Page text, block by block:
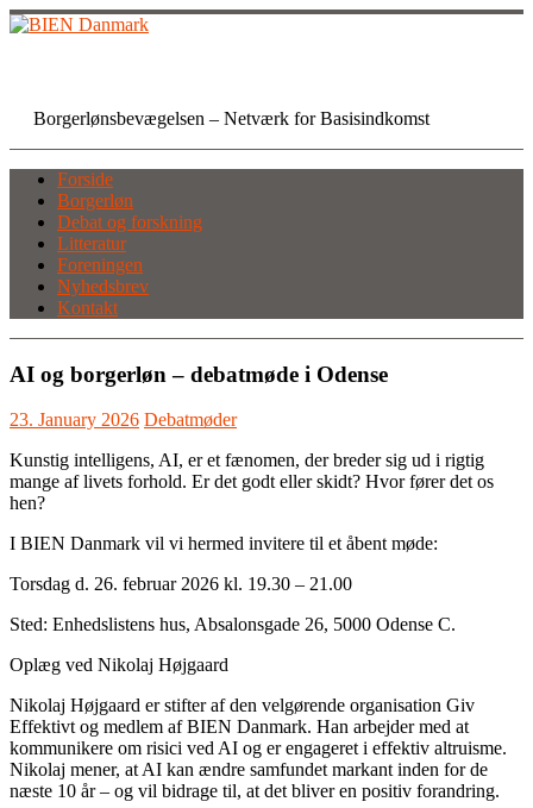
Skip
to
Borgerlønsbevægelsen – Netværk for Basisindkomst
Forside
Borgerløn
Debat og forskning
Litteratur
Foreningen
Nyhedsbrev
Kontakt
AI og borgerløn – debatmøde i Odense
23. January 2026 Debatmøder
Kunstig intelligens, AI, er et fænomen, der breder sig ud i rigtig
mange af livets forhold. Er det godt eller skidt? Hvor fører det os
hen?
I BIEN Danmark vil vi hermed invitere til et åbent møde:
Torsdag d. 26. februar 2026 kl. 19.30 – 21.00
Sted: Enhedslistens hus, Absalonsgade 26, 5000 Odense C.
Oplæg ved Nikolaj Højgaard
Nikolaj Højgaard er stifter af den velgørende organisation Giv
Effektivt og medlem af BIEN Danmark. Han arbejder med at
kommunikere om risici ved AI og er engageret i effektiv altruisme.
Nikolaj mener, at AI kan ændre samfundet markant inden for de
næste 10 år – og vil bidrage til, at det bliver en positiv forandring.